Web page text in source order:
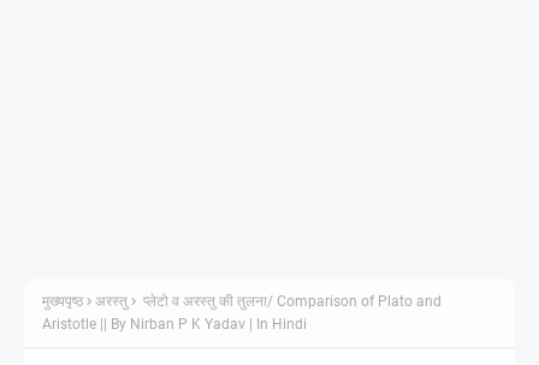
मुख्यपृष्ठ अरस्तु
प्लेटो व अरस्तु की तुलना/ Comparison of Plato and
Aristotle || By Nirban P K Yadav | In Hindi